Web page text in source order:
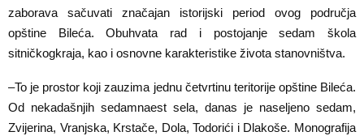
M
E
N
zaborava sačuvati značajan istorijski period ovog područja
opštine Bileća. Obuhvata rad i postojanje sedam škola
sitničkogkraja, kao i osnovne karakteristike života stanovništva.
–To je prostor koji zauzima jednu četvrtinu teritorije opštine Bileća.
Od nekadašnjih sedamnaest sela, danas je naseljeno sedam,
Zvijerina, Vranjska, Krstače, Dola, Todorići i Dlakoše. Monografija